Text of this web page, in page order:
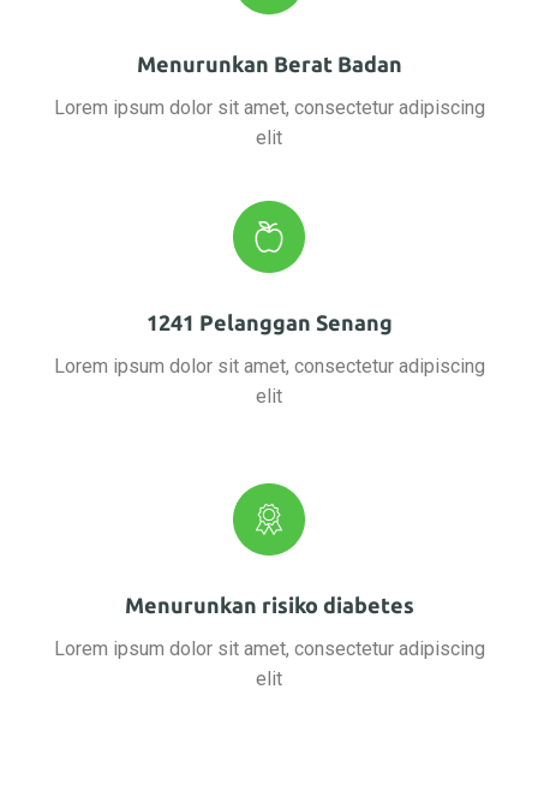
Menurunkan Berat Badan
Lorem ipsum dolor sit amet, consectetur adipiscing
elit
1241 Pelanggan Senang
Lorem ipsum dolor sit amet, consectetur adipiscing
elit
Menurunkan risiko diabetes
Lorem ipsum dolor sit amet, consectetur adipiscing
elit